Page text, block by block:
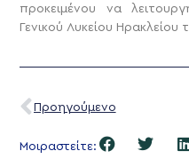
προκειμένου να
Γενικού Λυκείου Ηρακλείου
Προηγούμενο
Μοιραστείτε: